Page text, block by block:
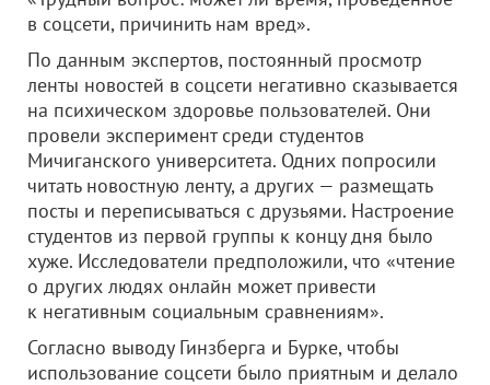
в соцсети, причинить нам вред».
По данным экспертов, постоянный просмотр
ленты новостей в соцсети негативно сказывается
на психическом здоровье пользователей. Они
провели эксперимент среди студентов
Мичиганского университета. Одних попросили
читать новостную ленту, а других — размещать
посты и переписываться с друзьями. Настроение
студентов из первой группы к концу дня было
хуже. Исследователи предположили, что «чтение
о других людях онлайн может привести
к негативным социальным сравнениям».
Согласно выводу Гинзберга и Бурке, чтобы
использование соцсети было приятным и делало